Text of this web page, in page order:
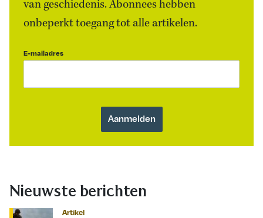
van geschiedenis. Abonnees hebben
onbeperkt toegang tot alle artikelen.
E-mailadres
Nieuwste berichten
Artikel